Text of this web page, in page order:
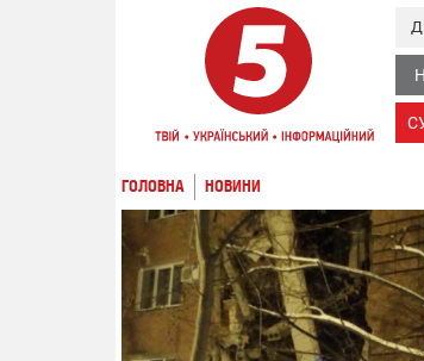
ГОЛОВНА НОВИНИ